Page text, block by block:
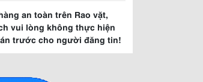
an toàn trên Rao vặt,
vui lòng không thực hiện
trước cho người đăng tin!